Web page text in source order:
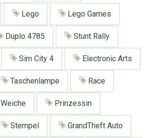
Mit Email Twitter Facebook
Google Neu hier?
Über Tauschbu↔de
Tauschbons
Presse News
Kategorien
Neue Artikel
Erweitere Suche
Suchanfragen
Zufallsartikel
Kategoriewolke
Lego Lego Games
Duplo 4785 Stunt Rally
Sim City 4 Electronic Arts
Taschenlampe Race
Weiche Prinzessin
Stempel GrandTheft Auto